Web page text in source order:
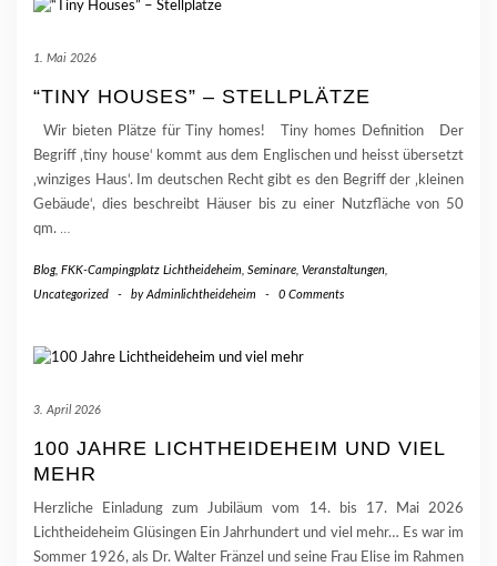
1. Mai 2026
“TINY HOUSES” – STELLPLÄTZE
Wir bieten Plätze für Tiny homes! Tiny homes Definition Der
Begriff ‚tiny house‘ kommt aus dem Englischen und heisst übersetzt
‚winziges Haus‘. Im deutschen Recht gibt es den Begriff der ‚kleinen
Gebäude‘, dies beschreibt Häuser bis zu einer Nutzfläche von 50
qm. …
Blog, FKK-Campingplatz Lichtheideheim Seminare, Veranstaltungen
Uncategorized
- byAdminlichtheideheim - 0 Comments
3. April 2026
100 JAHRE LICHTHEIDEHEIM UND VIEL
MEHR
Herzliche Einladung zum Jubiläum vom 14. bis 17. Mai 2026
Lichtheideheim Glüsingen Ein Jahrhundert und viel mehr… Es war im
Sommer 1926, als Dr. Walter Fränzel und seine Frau Elise im Rahmen